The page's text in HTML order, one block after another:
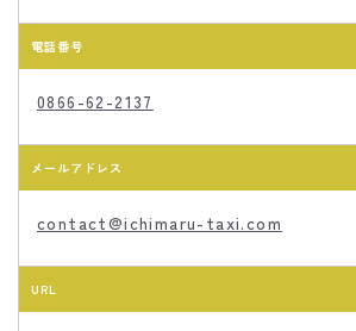
電話番号
0866-62-2137
メールアドレス
contact@ichimaru-taxi.com
URL